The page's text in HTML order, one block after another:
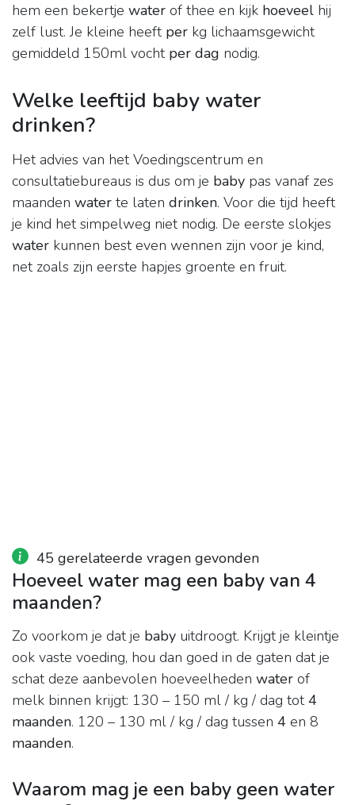
hem een bekertje water of thee en kijk hoeveel hij
zelf lust. Je kleine heeft per kg lichaamsgewicht
gemiddeld 150ml vocht per dag nodig.
Welke leeftijd baby water
drinken?
Het advies van het Voedingscentrum en
consultatiebureaus is dus om je baby pas vanaf zes
maanden water te laten drinken. Voor die tijd heeft
je kind het simpelweg niet nodig. De eerste slokjes
water kunnen best even wennen zijn voor je kind,
net zoals zijn eerste hapjes groente en fruit.
45 gerelateerde vragen gevonden
Hoeveel water mag een baby van 4
maanden?
Zo voorkom je dat je baby uitdroogt. Krijgt je kleintje
ook vaste voeding, hou dan goed in de gaten dat je
schat deze aanbevolen hoeveelheden water of
melk binnen krijgt: 130 – 150 ml / kg / dag tot4
maanden. 120 – 130 ml / kg / dag tussen 4 en 8
maanden.
Waarom mag je een baby geen water